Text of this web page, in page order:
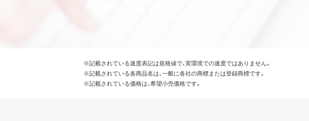
※記載されている速度表記は規格値で、実環境での速度ではありません。
※記載されている各商品名は、一般に各社の商標または登録商標です。
※記載されている価格は、希望小売価格です。